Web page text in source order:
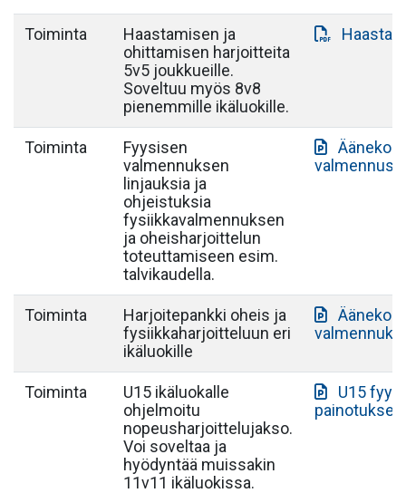
Toiminta
Haastamisen ja
ohittamisen harjoitteita
5v5 joukkueille.
Soveltuu myös 8v8
pienemmille ikäluokille.
Toiminta
Fyysisen
valmennuksen
linjauksia ja
ohjeistuksia
fysiikkavalmennuksen
ja oheisharjoittelun
toteuttamiseen esim.
talvikaudella.
Toiminta
Harjoitepankki oheis ja
fysiikkaharjoitteluun eri
ikäluokille
Toiminta
U15 ikäluokalle
ohjelmoitu
nopeusharjoittelujakso.
Voi soveltaa ja
hyödyntää muissakin
11v11 ikäluokissa.
U15